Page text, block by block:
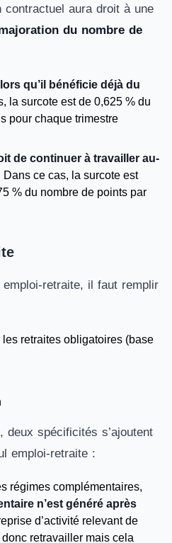
aura droit à une
du nombre de
qu’il bénéficie déjà du
la surcote est de 0,625 % du
pour chaque trimestre
de continuer à travailler au-
Dans ce cas, la surcote est
% du nombre de points par
retraite, il faut remplir
retraites obligatoires (base
deux spécificités s’ajoutent
emploi-retraite :
régimes complémentaires,
n’est généré après
d’activité relevant de
donc retravailler mais cela